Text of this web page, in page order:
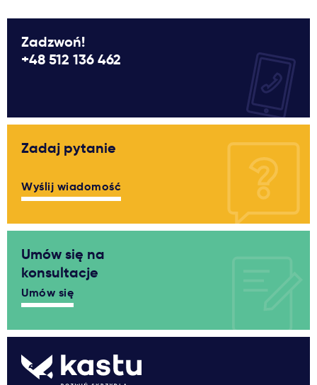
Zadzwoń!
+48 512 136 462
Zadaj pytanie
Wyślij wiadomość
Umów się na
konsultacje
Umów się